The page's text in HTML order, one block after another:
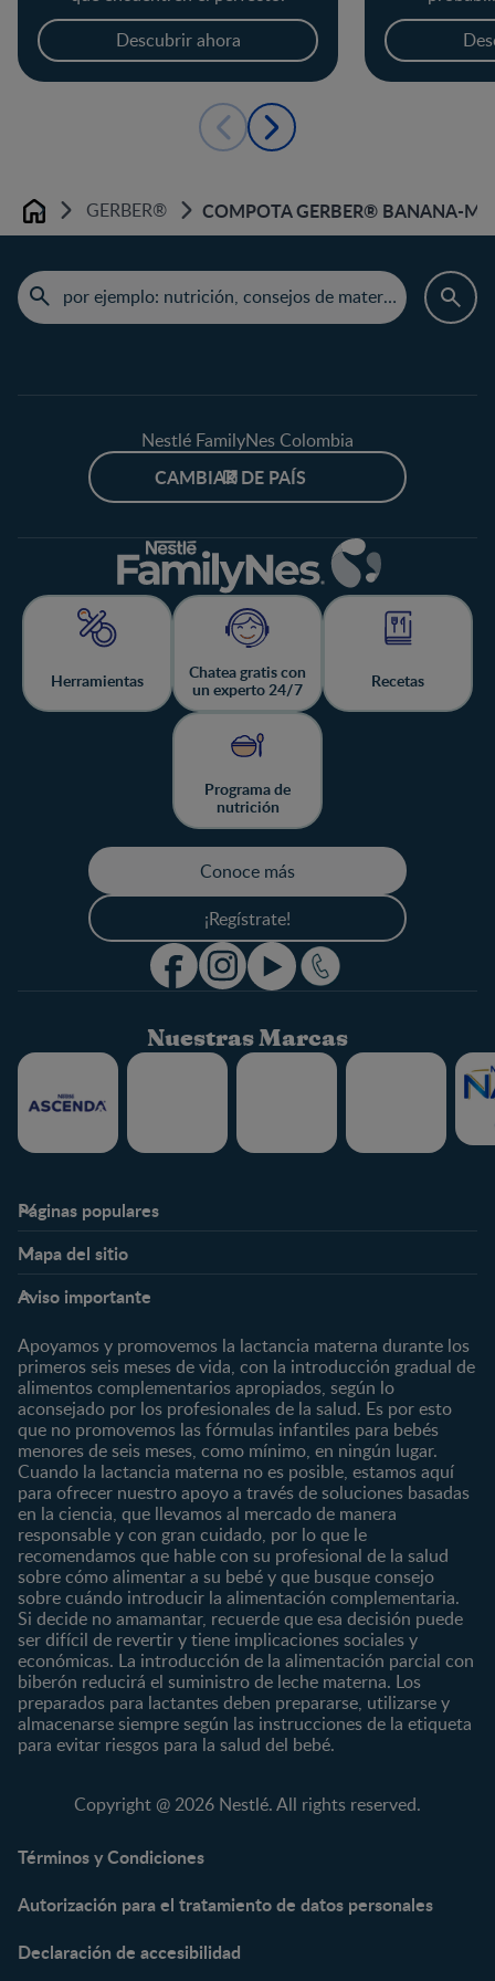
Descubrir ahora
Home GERBER® COMPOTA GERBER® BANANA-
Nestlé FamilyNes Colombia
CAMBIAR DE PAÍS
Herramientas
Chatea gratis con
un experto 24/7
Recetas
Programa de
nutrición
Conoce más
¡Regístrate!
Nuestras Marcas
Páginas populares
Expertos en Nutrición
Preguntas Frecuentes
¿Quiénes somos?
Marcas y productos
Nuestros Productos
Nuestras Marcas
Mapa del sitio
Preconcepción
Embarazo
Posparto
0 a 4 meses
4 a 6 meses
6 a 8 meses
8 a 12 meses
12 a 24 meses
Desde 2 años
Preescolar
Escolar
Nutrición
Salud
Maternidad
Paternidad
Vida en familia
Marcas
CERELAC®
GERBER®
KLIM®
NAN® 3
NAN® Optipro® 3
NAN® Supreme 3
NESTUM®
Productos
Cereales Infantiles
Compotas y galletas
Fórmulas Infantiles
Aviso importante
Apoyamos y promovemos la lactancia materna durante los
primeros seis meses de vida, con la introducción gradual de
alimentos complementarios apropiados, según lo
aconsejado por los profesionales de la salud. Es por esto
que no promovemos las fórmulas infantiles para bebés
menores de seis meses, como mínimo, en ningún lugar.
Cuando la lactancia materna no es posible, estamos aquí
para ofrecer nuestro apoyo a través de soluciones basadas
en la ciencia, que llevamos al mercado de manera
responsable y con gran cuidado, por lo que le
recomendamos que hable con su profesional de la salud
sobre cómo alimentar a su bebé y que busque consejo
sobre cuándo introducir la alimentación complementaria.
Si decide no amamantar, recuerde que esa decisión puede
ser difícil de revertir y tiene implicaciones sociales y
económicas. La introducción de la alimentación parcial con
biberón reducirá el suministro de leche materna. Los
preparados para lactantes deben prepararse, utilizarse y
almacenarse siempre según las instrucciones de la etiqueta
para evitar riesgos para la salud del bebé.
Copyright @ 2026 Nestlé. All rights reserved.
Términos y Condiciones
Autorización para el tratamiento de datos personales
Declaración de accesibilidad